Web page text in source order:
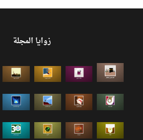
زوايا المجلة